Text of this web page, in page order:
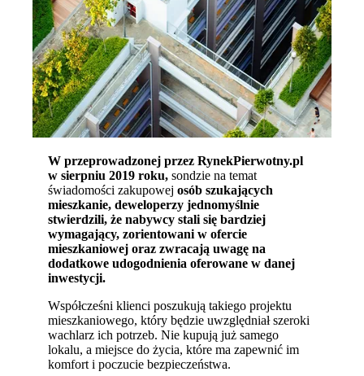
W przeprowadzonej przez RynekPierwotny.pl
w sierpniu 2019 roku, sondzie na temat
świadomości zakupowejosób szukających
mieszkanie, deweloperzy jednomyślnie
stwierdzili, że nabywcy stali się bardziej
wymagający, zorientowani w ofercie
mieszkaniowej oraz zwracają uwagę na
dodatkowe udogodnienia oferowane w danej
inwestycji.
Współcześni klienci poszukują takiego projektu
mieszkaniowego, który będzie uwzględniał szeroki
wachlarz ich potrzeb. Nie kupują już samego
lokalu, a miejsce do życia, które ma zapewnić im
komfort i poczucie bezpieczeństwa.